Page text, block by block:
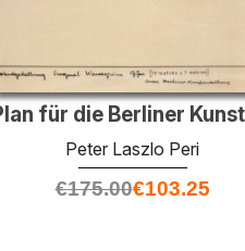
Peter Laszlo Peri
€175.00€103.25